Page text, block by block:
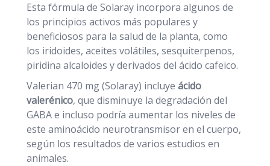
Esta fórmula de Solaray incorpora algunos de
los principios activos más populares y
beneficiosos para la salud de la planta, como
los iridoides, aceites volátiles, sesquiterpenos,
piridina alcaloides y derivados del ácido cafeico.
Valerian 470 mg (Solaray) incluye ácido
valerénico, que disminuye la degradación del
GABA e incluso podría aumentar los niveles de
este aminoácido neurotransmisor en el cuerpo,
según los resultados de varios estudios en
animales.